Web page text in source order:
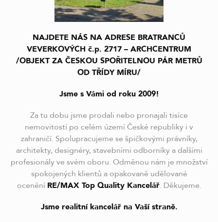
NAJDETE NÁS NA ADRESE BRATRANCŮ
VEVERKOVÝCH č.p. 2717 – ARCHCENTRUM
/OBJEKT ZA ČESKOU SPOŘITELNOU PÁR METRŮ
OD TŘÍDY MÍRU/
Jsme s Vámi od roku 2009!
Za tu dobu jsme prodali nebo pronajali tisíce
nemovitostí po celém území České republiky i v
zahraničí. Spolupracujeme se špičkovými právníky,
architekty, designéry, stavebními odborníky a dalšími
profesionály ve svém oboru. Odměnou nám je množství
spokojených klientů a opakovaně udělované
ocenění RE/MAX Top Quality Kancelář. Děkujeme.
Jsme realitní kancelář na Vaší straně.